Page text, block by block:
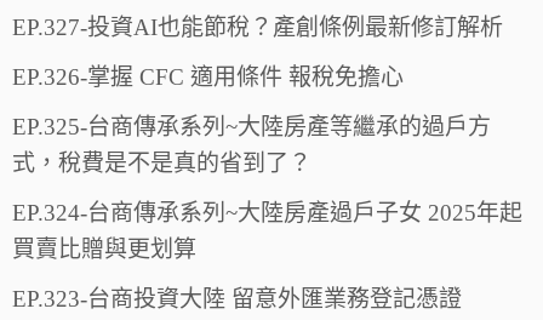
EP.327-投資AI也能節稅？產創條例最新修訂解析
EP.326-掌握 CFC 適用條件 報稅免擔心
EP.325-台商傳承系列~大陸房產等繼承的過戶方
式，稅費是不是真的省到了？
EP.324-台商傳承系列~大陸房產過戶子女 2025年起
買賣比贈與更划算
EP.323-台商投資大陸 留意外匯業務登記憑證